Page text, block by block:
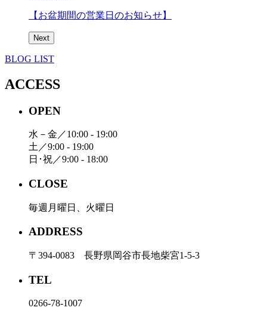
【お盆期間の営業日のお知らせ】
Next
BLOG LIST
ACCESS
OPEN
水－金／10:00 - 19:00
土／9:00 - 19:00
日･祝／9:00 - 18:00
CLOSE
毎週月曜日、火曜日
ADDRESS
〒394-0083 長野県岡谷市長地柴宮1-5-3
TEL
0266-78-1007